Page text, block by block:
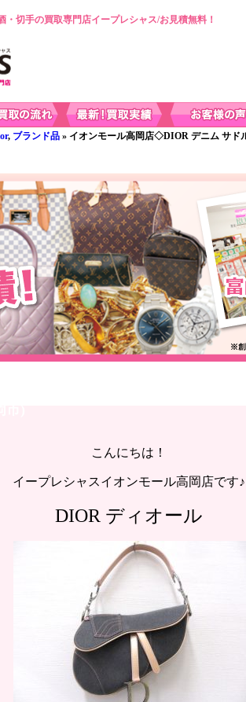
切手の買取専門店イープレシャス/お見積無料！
, ブランド品 » イオンモール高岡店◇DIOR デニム サ
こんにちは！
イープレシャスイオンモール高岡店です♪
DIOR ディオール